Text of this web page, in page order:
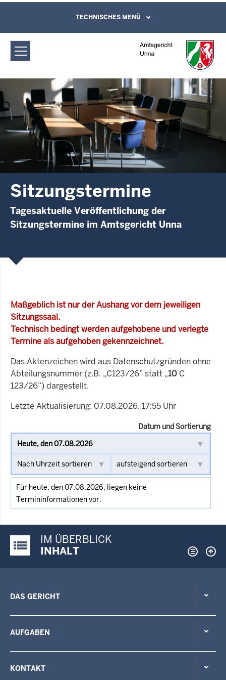
Amtsgericht Unna: Sitzungstermine
Direkt zum Inhalt
Leichte Sprache, Gebärdensprachenvideo
und Kontaktformular
TECHNISCHES MENÜ
Sitzungstermine
Tagesaktuelle Veröffentlichung der
Sitzungstermine im Amtsgericht Unna
Maßgeblich ist nur der Aushang vor dem jeweiligen
Sitzungssaal.
Technisch bedingt werden aufgehobene und verlegte
Termine als aufgehoben gekennzeichnet.
Das Aktenzeichen wird aus Datenschutzgründen ohne
Abteilungsnummer (z.B. „C123/26” statt „10 C
123/26”) dargestellt.
Letzte Aktualisierung: 07.08.2026, 17:55 Uhr
Datum und Sortierung
Für heute, den 07.08.2026, liegen keine
Termininformationen vor.
Justiz-Portal im Überblick:
IM ÜBERBLICK
INHALT
DAS GERICHT
AUFGABEN
KONTAKT